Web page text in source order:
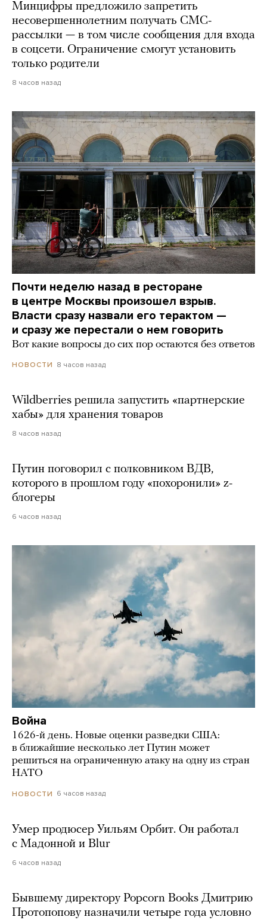
Минцифры предложило запретить
несовершеннолетним получать СМС-
рассылки — в том числе сообщения для входа
в соцсети. Ограничение смогут установить
только родители
8 часов назад
Почти неделю назад в ресторане
в центре Москвы произошел взрыв.
Власти сразу назвали его терактом —
и сразу же перестали о нем говорить
Вот какие вопросы до сих пор остаются без ответов
НОВОСТИ 8 часов назад
Wildberries решила запустить «партнерские
хабы» для хранения товаров
8 часов назад
Путин поговорил с полковником ВДВ,
которого в прошлом году «похоронили» z-
блогеры
6 часов назад
Война
1626-й день. Новые оценки разведки США:
в ближайшие несколько лет Путин может
решиться на ограниченную атаку на одну из стран
НАТО
НОВОСТИ 6 часов назад
Умер продюсер Уильям Орбит. Он работал
с Мадонной и Blur
6 часов назад
Бывшему директору Popcorn Books Дмитрию
Протопопову назначили четыре года условно